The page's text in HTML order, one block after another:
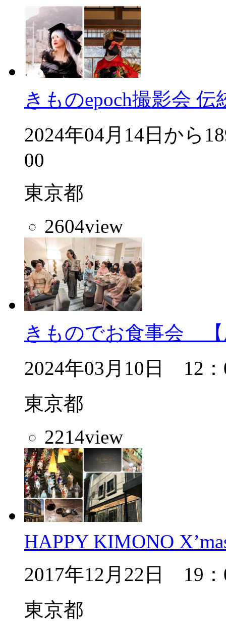
きものepoch撮影会
2024年04月14日から
00
東京都
2604view
きものでお食事会 【
2024年03月10日 12：
東京都
2214view
HAPPY KIMONO
2017年12月22日 19：
東京都